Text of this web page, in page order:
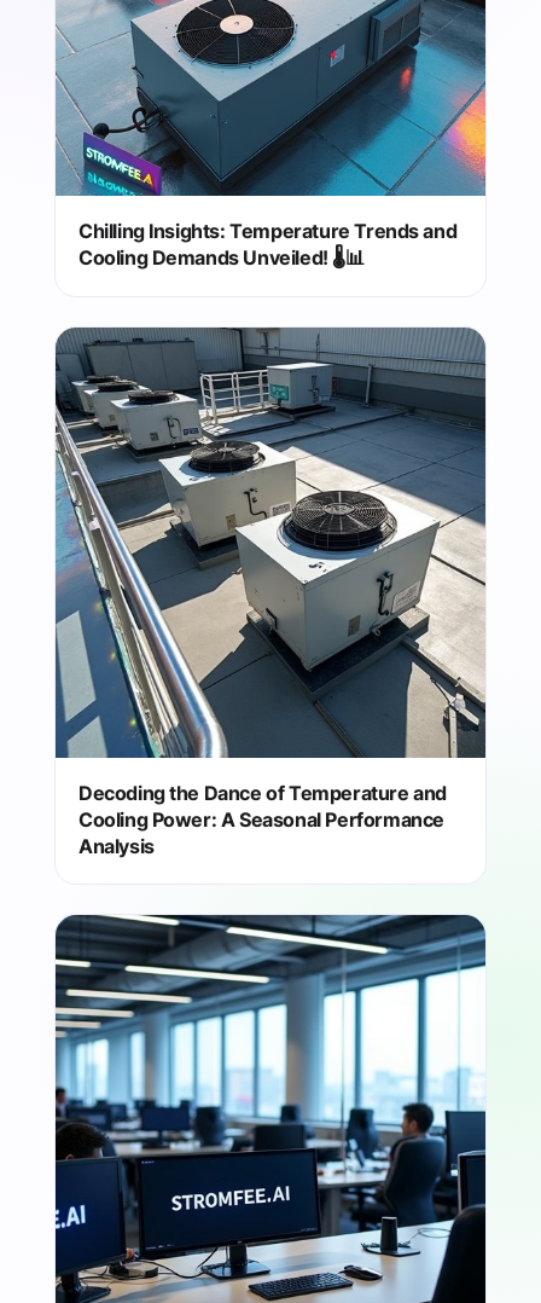
Chilling Insights: Temperature Trends and
Cooling Demands Unveiled! 🌡️📊
Decoding the Dance of Temperature and
Cooling Power: A Seasonal Performance
Analysis